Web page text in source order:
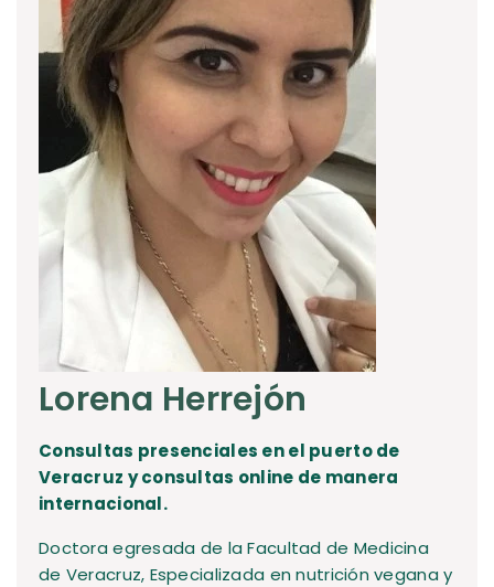
Lorena Herrejón
Consultas presenciales en el puerto de
Veracruz y consultas online de manera
internacional.
Doctora egresada de la Facultad de Medicina
de Veracruz, Especializada en nutrición vegana y